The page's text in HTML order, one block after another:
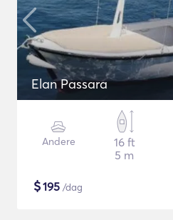
Elan Passara
Andere
16 ft
5 m
$195 /dag